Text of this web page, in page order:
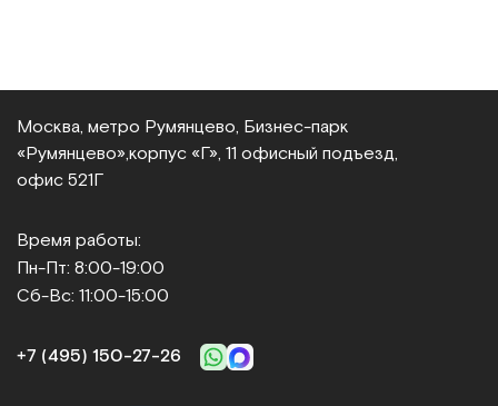
Москва, метро Румянцево, Бизнес‑парк
«Румянцево», корпус «Г», 11 офисный подъезд,
офис 521Г
Время работы:
Пн-Пт: 8:00-19:00
Сб-Вс: 11:00-15:00
+7 (495) 150‑27‑26